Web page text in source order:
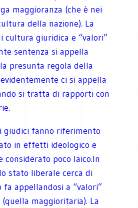
maggioranza (che è nei
della nazione). La
cultura giuridica e “valori”
sentenza si appella
presunta regola della
ci si appella
si tratta di rapporti con
giudici fanno riferimento
in effetti ideologico e
considerato poco laico.In
stato liberale cerca di
fa appellandosi a “valori”
maggioritaria). La